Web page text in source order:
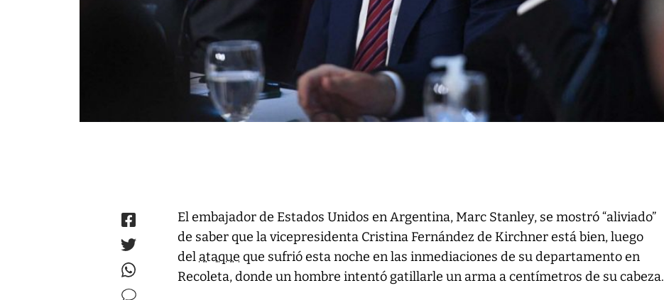
El embajador de Estados Unidos en Argentina, Marc Stanley, se mostró “aliviado”
de saber que la vicepresidenta Cristina Fernández de Kirchner está bien, luego
del ataque que sufrió esta noche en las inmediaciones de su departamento en
Recoleta, donde un hombre intentó gatillarle un arma a centímetros de su cabeza.